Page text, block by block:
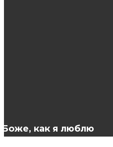
Боже, как я люблю